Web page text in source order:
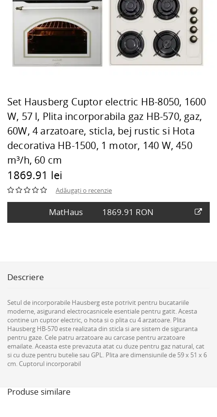
Set Hausberg Cuptor electric HB-8050, 1600
W, 57 l, Plita incorporabila gaz HB-570, gaz,
60W, 4 arzatoare, sticla, bej rustic si Hota
decorativa HB-1500, 1 motor, 140 W, 450
m³/h, 60 cm
1869.91 lei
Adăugați o recenzie
MatHaus 1869.91 RON
Descriere
Setul de incorporabile Hausberg este potrivit pentru bucatariile
moderne, asigurand electrocasnicele esentiale pentru gatit. Acesta
contine un cuptor electric, o hota si o plita cu 4 arzatoare. Plita
Hausberg HB-570 este realizata din sticla si are sistem de siguranta
pentru gaze. Cele patru arzatoare au carcase pentru arzatoare
emailate. Aceasta este prevazuta atat cu duze pentru gaz natural, cat
si cu duze pentru butelie sau GPL. Plita are dimensiunile de 59 x 51 x 6
cm. Cuptorul incorporabil
Produse similare